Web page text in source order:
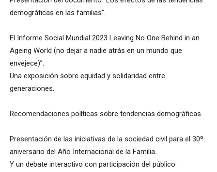
demográficas en las familias”.
El Informe Social Mundial 2023 Leaving No One Behind in an
Ageing World (no dejar a nadie atrás en un mundo que
envejece)”.
Una exposición sobre equidad y solidaridad entre
generaciones.
Recomendaciones políticas sobre tendencias demográficas.
Presentación de las iniciativas de la sociedad civil para el 30º
aniversario del Año Internacional de la Familia.
Y un debate interactivo con participación del público.